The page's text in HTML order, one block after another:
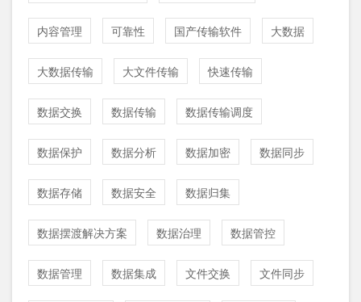
内容管理 可靠性 国产传输软件 大数据
大数据传输 大文件传输 快速传输
数据交换 数据传输 数据传输调度
数据保护 数据分析 数据加密 数据同步
数据存储 数据安全 数据归集
数据摆渡解决方案 数据治理 数据管控
数据管理 数据集成 文件交换 文件同步